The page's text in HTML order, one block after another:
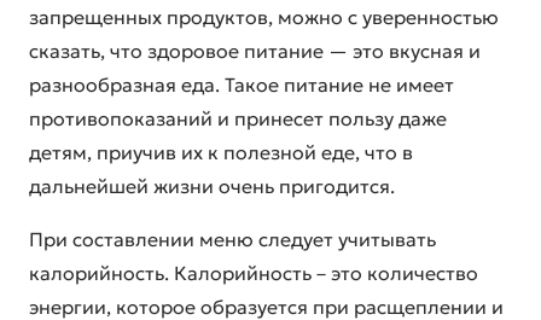
запрещенных продуктов, можно с уверенностью
сказать, что здоровое питание — это вкусная и
разнообразная еда. Такое питание не имеет
противопоказаний и принесет пользу даже
детям, приучив их к полезной еде, что в
дальнейшей жизни очень пригодится.
При составлении меню следует учитывать
калорийность. Калорийность – это количество
энергии, которое образуется при расщеплении и